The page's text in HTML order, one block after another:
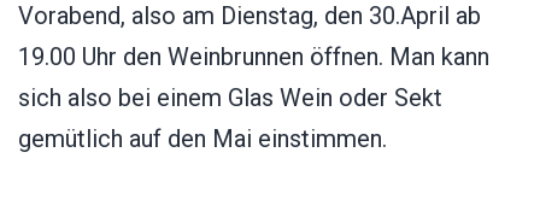
Vorabend, also am Dienstag, den 30.April ab
19.00 Uhr den Weinbrunnen öffnen. Man kann
sich also bei einem Glas Wein oder Sekt
gemütlich auf den Mai einstimmen.